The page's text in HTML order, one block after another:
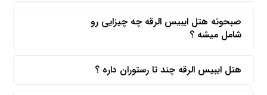
صبحونه هتل ایبیس الرقه چه چیزایی رو
شامل میشه ؟
هتل ایبیس الرقه چند تا رستوران داره ؟